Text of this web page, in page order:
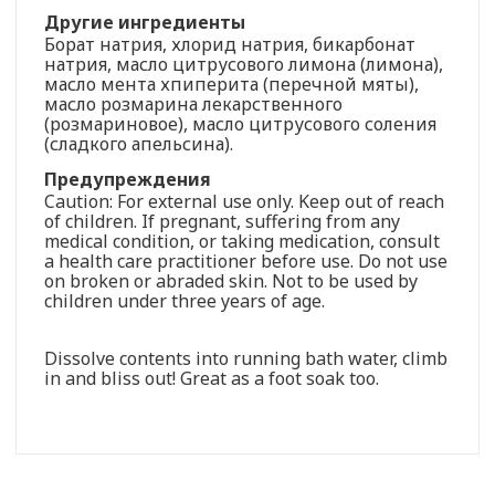
Другие ингредиенты
Борат натрия, хлорид натрия, бикарбонат
натрия, масло цитрусового лимона (лимона),
масло мента хпиперита (перечной мяты),
масло розмарина лекарственного
(розмариновое), масло цитрусового соления
(сладкого апельсина).
Предупреждения
Caution: For external use only. Keep out of reach
of children. If pregnant, suffering from any
medical condition, or taking medication, consult
a health care practitioner before use. Do not use
on broken or abraded skin. Not to be used by
children under three years of age.
Dissolve contents into running bath water, climb
in and bliss out! Great as a foot soak too.